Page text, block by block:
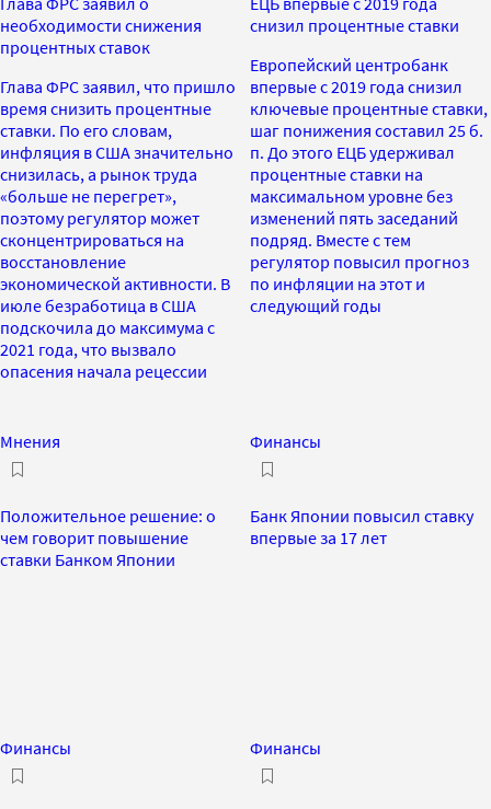
необходимости снижения
процентных ставок
Глава ФРС заявил, что пришло
время снизить процентные
ставки. По его словам,
инфляция в США значительно
снизилась, а рынок труда
«больше не перегрет»,
поэтому регулятор может
сконцентрироваться на
восстановление
экономической активности. В
июле безработица в США
подскочила до максимума с
2021 года, что вызвало
опасения начала рецессии
снизил процентные ставки
Европейский центробанк
впервые с 2019 года снизил
ключевые процентные ставки,
шаг понижения составил 25 б.
п. До этого ЕЦБ удерживал
процентные ставки на
максимальном уровне без
изменений пять заседаний
подряд. Вместе с тем
регулятор повысил прогноз
по инфляции на этот и
следующий годы
Мнения
Положительное решение: о
чем говорит повышение
ставки Банком Японии
Финансы
Банк Японии повысил ставку
впервые за 17 лет
Финансы Финансы